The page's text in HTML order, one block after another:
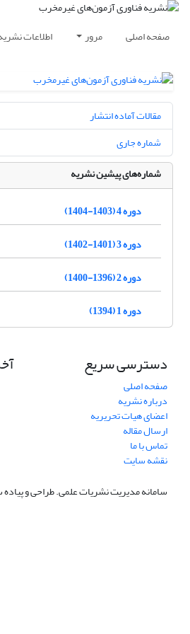
صفحه اصلی مرور اطلاعات
مقالات آماده انتشار
شماره جاری
شماره‌های پیشین نشریه
دوره 4 (1403-1404)
دوره 3 (1401-1402)
دوره 2 (1396-1400)
دوره 1 (1394)
دسترسی سریع
صفحه اصلی
درباره نشریه
اعضای هیات تحریریه
ارسال مقاله
تماس با ما
نقشه سایت
سامانه مدیریت نشریات علمی.طراحی و